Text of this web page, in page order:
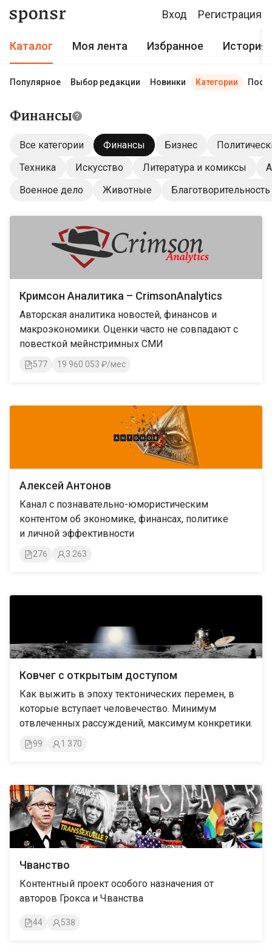
Вход Регистрация
Каталог Моя лента Избранное История
Популярное Выбор редакции Новинки Категории
Финансы
Все категории Финансы Бизнес
Техника
Искусство Литература и комиксы
Военное дело
Животные Благотворительность
Кримсон Аналитика – CrimsonAnalytics
Авторская аналитика новостей, финансов и
макроэкономики. Оценки часто не совпадают с
повесткой мейнстримных СМИ
577 19 960 053 ₽/мес
Алексей Антонов
Канал с познавательно-юмористическим
контентом об экономике, финансах, политиĸе
и личной эффективности
276 3 263
Ковчег с открытым доступом
Как выжить в эпоху тектонических перемен, в
которые вступает человечество. Минимум
отвлеченных рассуждений, максимум конкретики.
99 1 370
Чванство
Контентный проект особого назначения от
авторов Грокса и Чванства
44 538